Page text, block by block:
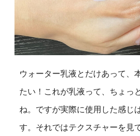
ウォーター乳液とだけあって、
たい！これが乳液って、ちょっ
ね。ですが実際に使用した感じ
す。それではテクスチャーを見